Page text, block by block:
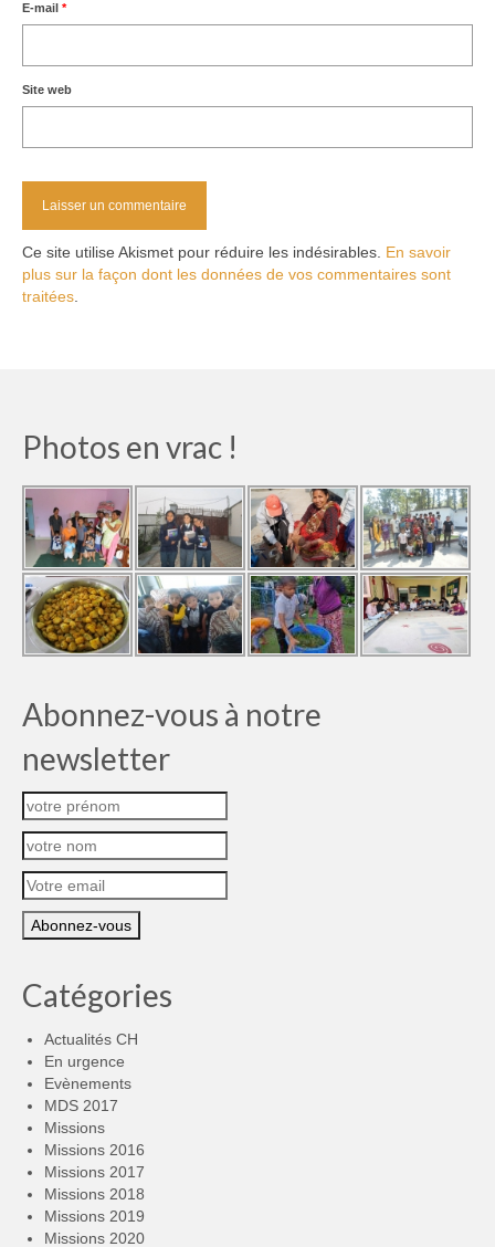
E-mail *
Site web
Ce site utilise Akismet pour réduire les indésirables. En savoir
plus sur la façon dont les données de vos commentaires sont
traitées
Photos en vrac !
Abonnez-vous à notre
newsletter
Catégories
Actualités CH
En urgence
Evènements
MDS 2017
Missions
Missions 2016
Missions 2017
Missions 2018
Missions 2019
Missions 2020